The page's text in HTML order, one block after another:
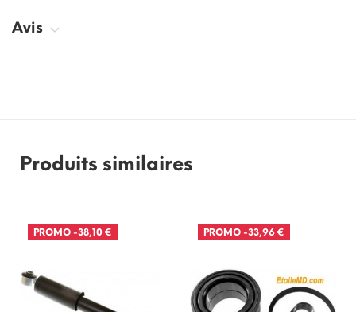
Avis
Produits similaires
PROMO -38,10 € PROMO -33,96 €